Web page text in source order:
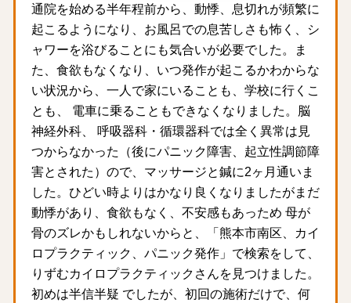
通院を始める半年程前から、動悸、息切れが頻繁に
起こるようになり、お風呂での息苦しさも怖く、シ
ャワーを浴びることにも気合いが必要でした。ま
た、食欲もなくなり、いつ発作が起こるかわからな
い状況から、一人で家にいることも、学校に行くこ
とも、 電車に乗ることもできなくなりました。脳
神経外科、 呼吸器科・循環器科では全く異常は見
つからなかった（後にパニック障害、起立性調節障
害とされた）ので、マッサージと鍼に2ヶ月通いま
した。ひどい時よりはかなり良くなりましたがまだ
動悸があり、食欲もなく、不安感もあっため 母が
骨のズレかもしれないからと、「熊本市南区、カイ
ロプラクティック、パニック発作」で検索をして、
りずむカイロプラクティックさんを見つけました。
初めは半信半疑 でしたが、初回の施術だけで、何